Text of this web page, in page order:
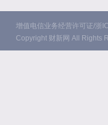
增值电信业务经营许可证/浙
Copyright 财新网 All Rights